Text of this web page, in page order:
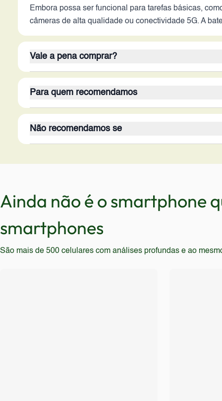
Embora possa ser funcional para tarefas básicas,
câmeras de alta qualidade ou conectividade 5G. A
Vale a pena comprar?
básicas. O desempenho limitado, a ausência de 5G,
tornam-no uma opção pouco atrativa. Seus pontos
Para quem recomendamos
Usuários com pouco conhecimento tecnológico ou
confiável para tarefas simples, seriam o público-alvo
Não recomendamos se
Ainda não é o smartphone
smartphones
São mais de 500 celulares com análises profundas e ao